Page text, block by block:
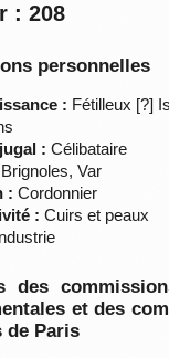
: 208
personnelles
: Fétilleux [?]
: Célibataire
Brignoles, Var
: Cordonnier
: Cuirs et peaux
des
et des
de Paris